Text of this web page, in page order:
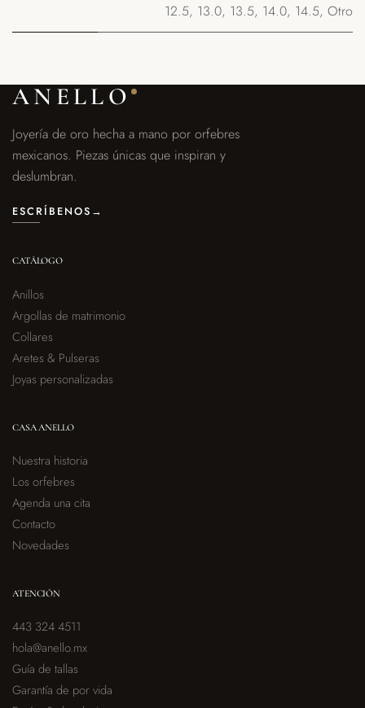
12.5, 13.0, 13.5, 14.0, 14.5, Otro
ANELLO
Joyería de oro hecha a mano por orfebres
mexicanos. Piezas únicas que inspiran y
deslumbran.
ESCRÍBENOS →
CATÁLOGO
Anillos
Argollas de matrimonio
Collares
Aretes & Pulseras
Joyas personalizadas
CASA ANELLO
Nuestra historia
Los orfebres
Agenda una cita
Contacto
Novedades
ATENCIÓN
443 324 4511
hola@anello.mx
Guía de tallas
Garantía de por vida